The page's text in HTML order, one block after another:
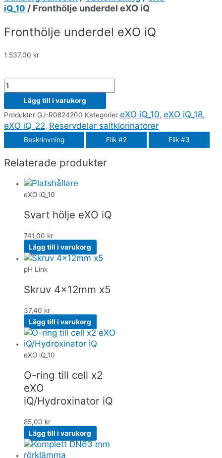
iQ_10 / Fronthölje underdel eXO iQ
Fronthölje underdel eXO iQ
1 537,00 kr
Lägg till i varukorg
Produktnr GJ-R0824200 Kategorier eXO iQ_10, eXO iQ_18,
eXO iQ_22, Reservdelar saltklorinatorer
Beskrinvning Flik #2 Flik #3
Relaterade produkter
eXO iQ_10
Svart hölje eXO iQ
741,00 kr
Lägg till i varukorg
pH Link
Skruv 4x12mm x5
37,40 kr
Lägg till i varukorg
eXO iQ_10
O-ring till cell x2
eXO
iQ/Hydroxinator iQ
85,00 kr
Lägg till i varukorg